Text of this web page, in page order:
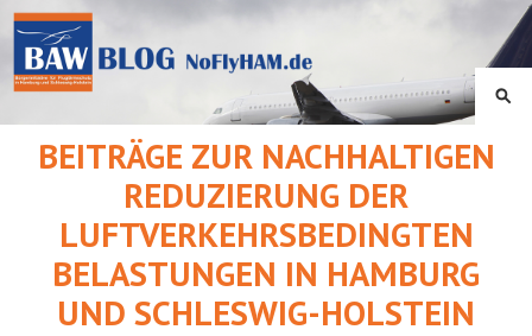
Springe
zum
Inhalt
BEITRÄGE ZUR NACHHALTIGEN
REDUZIERUNG DER
LUFTVERKEHRSBEDINGTEN
BELASTUNGEN IN HAMBURG
UND SCHLESWIG-HOLSTEIN